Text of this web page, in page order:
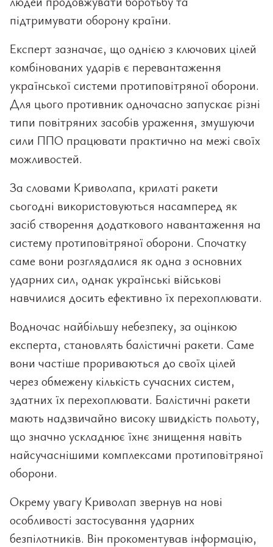
підтримувати оборону країни.
Експерт зазначає, що однією з ключових цілей
комбінованих ударів є перевантаження
української системи протиповітряної оборони.
Для цього противник одночасно запускає різні
типи повітряних засобів ураження, змушуючи
сили ППО працювати практично на межі своїх
можливостей.
За словами Криволапа, крилаті ракети
сьогодні використовуються насамперед як
засіб створення додаткового навантаження на
систему протиповітряної оборони. Спочатку
саме вони розглядалися як одна з основних
ударних сил, однак українські військові
навчилися досить ефективно їх перехоплювати.
Водночас найбільшу небезпеку, за оцінкою
експерта, становлять балістичні ракети. Саме
вони частіше прориваються до своїх цілей
через обмежену кількість сучасних систем,
здатних їх перехоплювати. Балістичні ракети
мають надзвичайно високу швидкість польоту,
що значно ускладнює їхнє знищення навіть
найсучаснішими комплексами протиповітряної
оборони.
Окрему увагу Криволап звернув на нові
особливості застосування ударних
безпілотників. Він прокоментував інформацію,